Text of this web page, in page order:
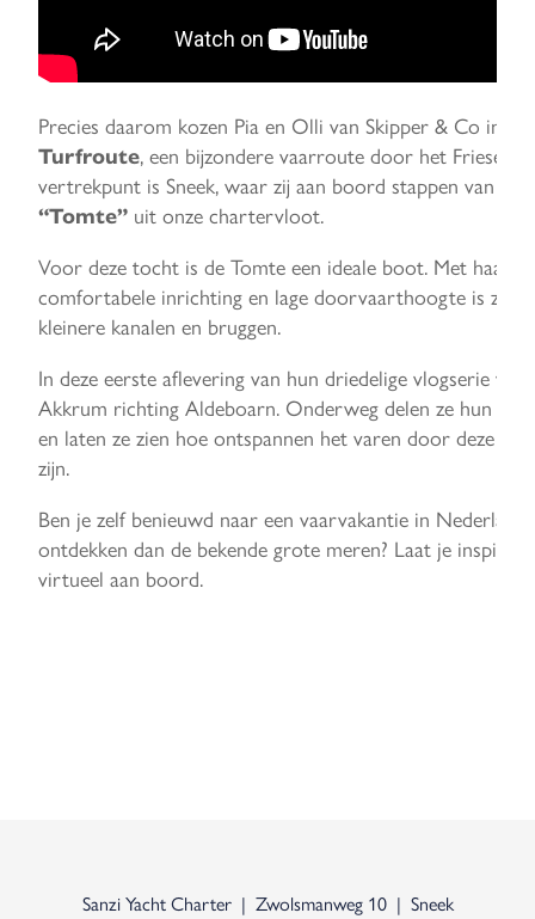
Precies daarom kozen Pia en Olli van Skipper & Co in
Turfroute, een bijzondere vaarroute door het Friese
vertrekpunt is Sneek, waar zij aan boord stappen van de
“Tomte” uit onze chartervloot.
Voor deze tocht is de Tomte een ideale boot. Met haar
comfortabele inrichting en lage doorvaarthoogte is ze
kleinere kanalen en bruggen.
In deze eerste aflevering van hun driedelige vlogserie
Akkrum richting Aldeboarn. Onderweg delen ze hun
en laten ze zien hoe ontspannen het varen door deze
zijn.
Ben je zelf benieuwd naar een vaarvakantie in
ontdekken dan de bekende grote meren? Laat je
virtueel aan boord.
Sanzi Yacht Charter Zwolsmanweg 10
Sneek